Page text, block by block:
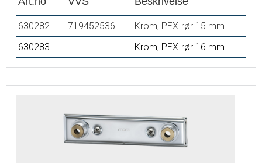
630282 719452536
Krom, PEX-rør 15 mm
630283
Krom, PEX-rør 16 mm